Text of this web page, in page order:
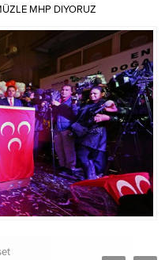
MHP DIYORUZ